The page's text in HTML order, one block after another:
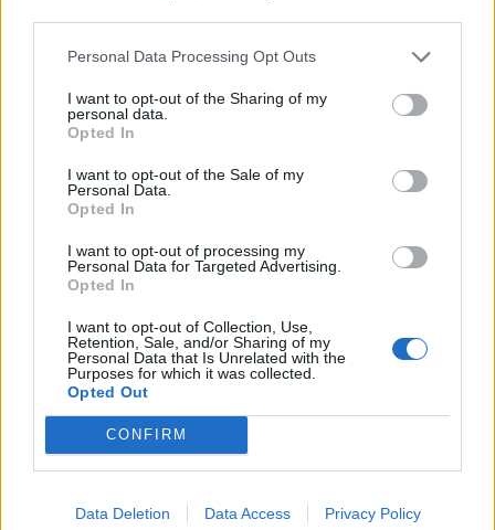
Personal Data Processing Opt Outs
I want to opt-out of the Sharing of my
personal data.
Opted In
I want to opt-out of the Sale of my
Personal Data.
Opted In
I want to opt-out of processing my
Personal Data for Targeted Advertising.
Opted In
I want to opt-out of Collection, Use,
Retention, Sale, and/or Sharing of my
Personal Data that Is Unrelated with the
Purposes for which it was collected.
Opted Out
CONFIRM
Data Deletion Data Access Privacy Policy
A Magyar Kereskedelmi és Iparkamara fogyasztóvédelmi
jogi tanácsadással segít a kis- és középvállalkozásoknak
megelőzni a költséges jogsértéseket.
Elképesztő fejlesztést jelentett be az amerikai
vállalat a magyarországi gyárában - rengeteg
új dolgozót is felvesznek
panelből álló rendszer hálózati csatlakozása idén ősszel